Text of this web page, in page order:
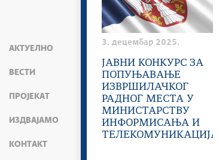
АКТУЕЛНО
ВЕСТИ
ПРОЈЕКАТ
ИЗДВАЈАМО
КОНТАКТ
3. децембар 2025.
ЈАВНИ КОНКУРС ЗА
ПОПУЊАВАЊЕ
ИЗВРШИЛАЧКОГ
РАДНОГ МЕСТА У
МИНИСТАРСТВУ
ИНФОРМИСАЊА И
ТЕЛЕКОМУНИКАЦИЈА